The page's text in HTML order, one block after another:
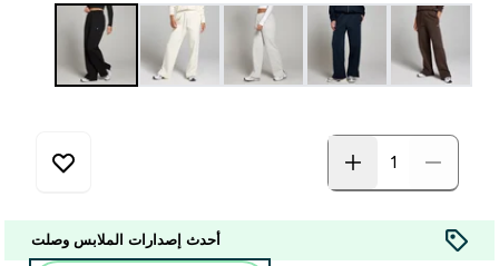
أحدث إصدارات الملابس وصلت